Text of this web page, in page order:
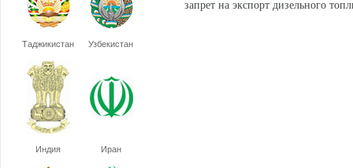
Таджикистан Узбекистан
Индия Иран
запрет на экспорт дизельного